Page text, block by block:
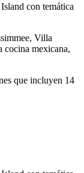
con temática
Villa
cocina mexicana,
que incluyen 14